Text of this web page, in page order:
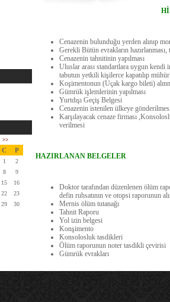
>>
C P
1
2
8
9
15
16
22
23
29
30
Cenazenin bulunduğu yerden alınıp
Gerekli Bütün evrakların
Cenazenin tahnitinin yapılması
Uluslar arası standartlara uygun kendi
tabutun yetkili kişilerce kapatılıp
Koşimentonun (Uçak kargo bileti)
Gümrük işlemlerinin yapılması
Yurtdışı Geçiş Belgesi
Cenazenin istenilen ülkeye
Karşılayacak cenaze firması
verilmesi
HAZIRLANAN BELGELER
Doktor tarafından düzenlenen ölüm
defin ruhsatının ve otopsi raporunun
Mernis ölüm tutanağı
Tahnit Raporu
Yol izin belgesi
Konşimento
Konsolosluk tasdikleri
Ölüm raporunun noter tasdikli çevirisi
Gümrük evrakları